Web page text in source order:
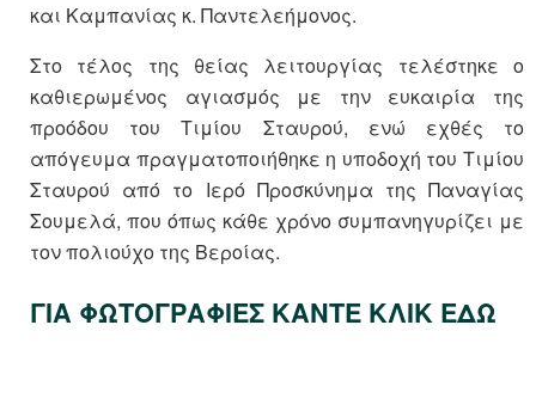
και Καμπανίας κ. Παντελεήμονος.
Στο τέλος της θείας λειτουργίας τελέστηκε ο
καθιερωμένος αγιασμός με την ευκαιρία της
προόδου του Τιμίου Σταυρού, ενώ εχθές το
απόγευμα πραγματοποιήθηκε η υποδοχή του Τιμίου
Σταυρού από το Ιερό Προσκύνημα της Παναγίας
Σουμελά, που όπως κάθε χρόνο συμπανηγυρίζει με
τον πολιούχο της Βεροίας.
ΓΙΑ ΦΩΤΟΓΡΑΦΙΕΣ ΚΑΝΤΕ ΚΛΙΚ ΕΔΩ